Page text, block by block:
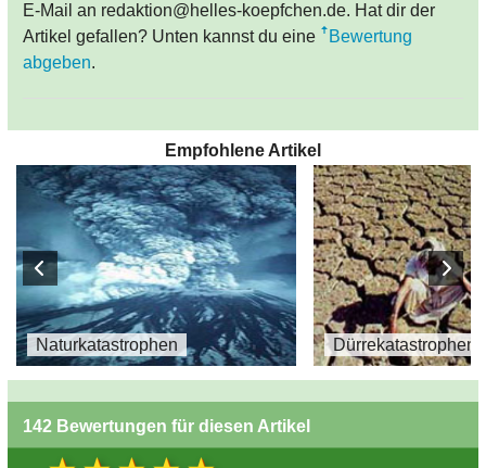
E-Mail an redaktion@helles-koepfchen.de. Hat dir der
Artikel gefallen? Unten kannst du eine
Bewertung
abgeben.
Empfohlene Artikel
Naturkatastrophen Dürrekatastrophen
142 Bewertungen für diesen Artikel